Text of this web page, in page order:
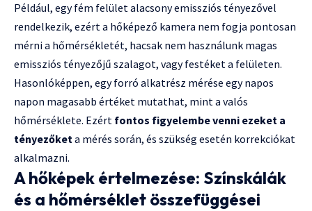
Például, egy fém felület alacsony emissziós tényezővel
rendelkezik, ezért a hőképező kamera nem fogja pontosan
mérni a hőmérsékletét, hacsak nem használunk magas
emissziós tényezőjű szalagot, vagy festéket a felületen.
Hasonlóképpen, egy forró alkatrész mérése egy napos
napon magasabb értéket mutathat, mint a valós
hőmérséklete. Ezért fontos figyelembe venni ezeket a
tényezőketa mérés során, és szükség esetén korrekciókat
alkalmazni.
A hőképek értelmezése: Színskálák
és a hőmérséklet összefüggései